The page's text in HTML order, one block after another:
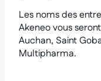
Les noms des
Akeneo vous
Auchan, Saint
Multipharma.